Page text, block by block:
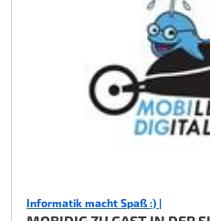
Informatik macht Spaß :) |